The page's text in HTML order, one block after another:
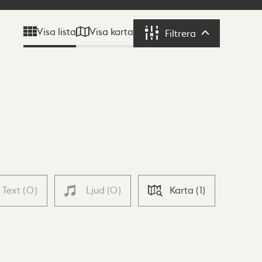
Visa lista Visa karta Filtrera Filtrera
Text (0) Ljud (0) Karta (1)